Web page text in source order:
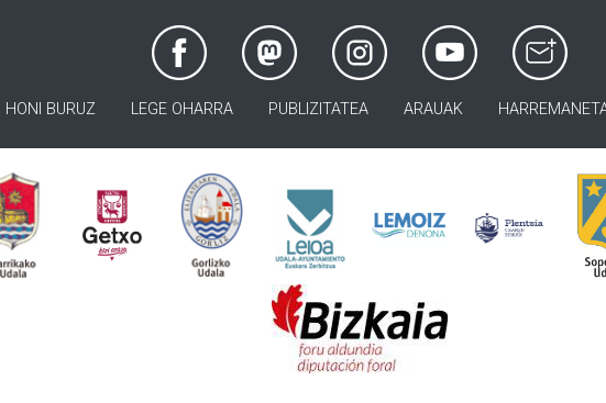
HONI BURUZ LEGE OHARRA PUBLIZITATEA ARAUAK